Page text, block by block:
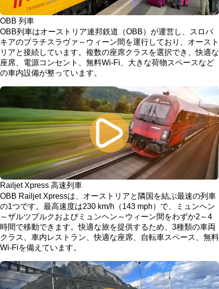
OBB 列車
OBB列車はオーストリア連邦鉄道（OBB）が運営し、スロバ
キアのブラチスラヴァ～ウィーン間を運行しており、オースト
リアと接続しています。複数の座席クラスを選択でき、快適な
座席、電源コンセント、無料Wi-Fi、大きな荷物スペースなど
の車内設備が整っています。
Railjet Xpress 高速列車
OBB Railjet Xpressは、オーストリアと隣国を結ぶ最速の列車
の1つです。最高速度は230 km/h（143 mph）で、ミュンヘン
～ザルツブルクおよびミュンヘン～ウィーン間をわずか2～4
時間で移動できます。快適な旅を提供するため、3種類の車両
クラス、車内レストラン、快適な座席、自転車スペース、無料
Wi-Fiを備えています。